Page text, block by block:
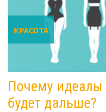
КРАСОТА
Почему идеалы
будет дальше?